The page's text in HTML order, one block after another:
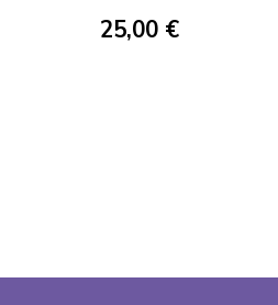
25,00 €